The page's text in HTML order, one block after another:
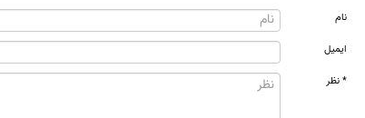
نام
ایمیل
* نظر